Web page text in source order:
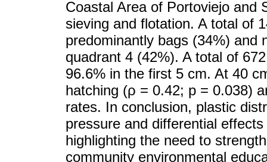
Coastal Area of ​​Portoviejo and
sieving and flotation. A total of
predominantly bags (34%) and
quadrant 4 (42%). A total of
96.6% in the first 5 cm. At 40
hatching (ρ = 0.42; p = 0.038)
rates. In conclusion, plastic
pressure and differential
highlighting the need to
community environmental